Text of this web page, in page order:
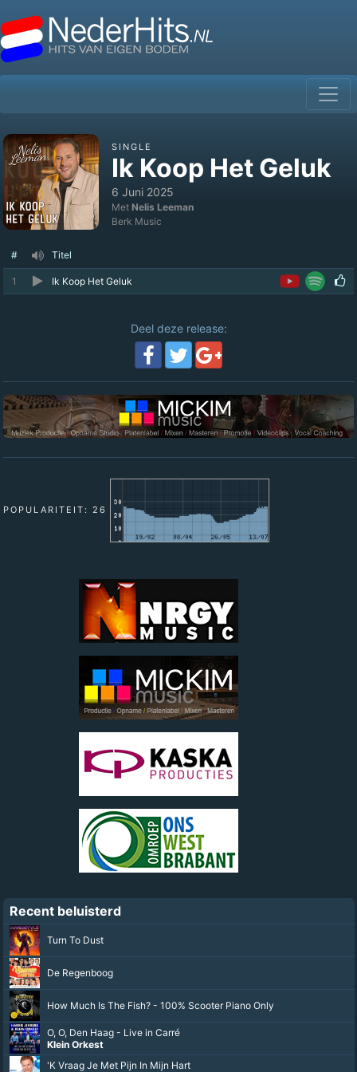
SINGLE
Ik Koop Het Geluk
6 Juni 2025
Met Nelis Leeman
Berk Music
# Titel
1 Ik Koop Het Geluk
Deel deze release:
POPULARITEIT: 26
Recent beluisterd
Turn To Dust
De Regenboog
How Much Is The Fish? - 100% Scooter Piano Only
O, O, Den Haag - Live in Carré
Klein Orkest
'K Vraag Je Met Pijn In Mijn Hart